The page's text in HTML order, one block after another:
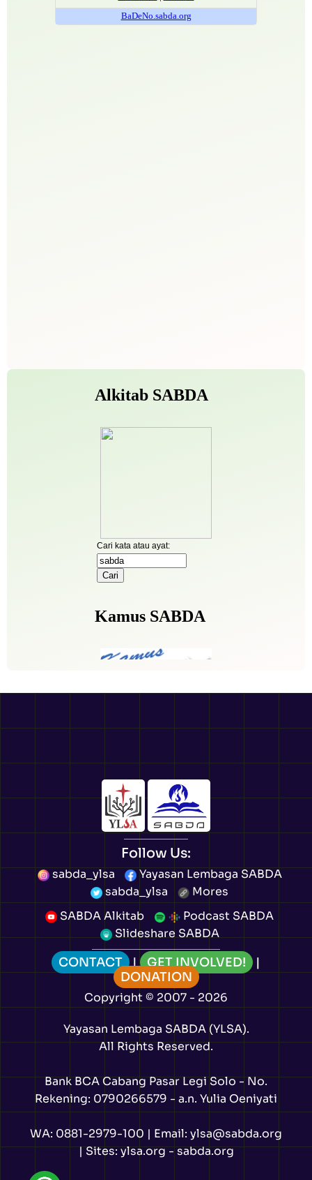
Follow Us:
sabda_ylsa
Yayasan Lembaga SABDA
sabda_ylsa
Mores
SABDA Alkitab
Podcast SABDA
Slideshare SABDA
CONTACT | GET INVOLVED!
|
DONATION
Copyright© 2007 - 2026
Yayasan Lembaga SABDA (YLSA).
All Rights Reserved.
Bank BCA Cabang Pasar Legi Solo - No.
Rekening: 0790266579 - a.n. Yulia Oeniyati
WA: 0881-2979-100 | Email: ylsa@sabda.org
| Sites:ylsa.org-sabda.org